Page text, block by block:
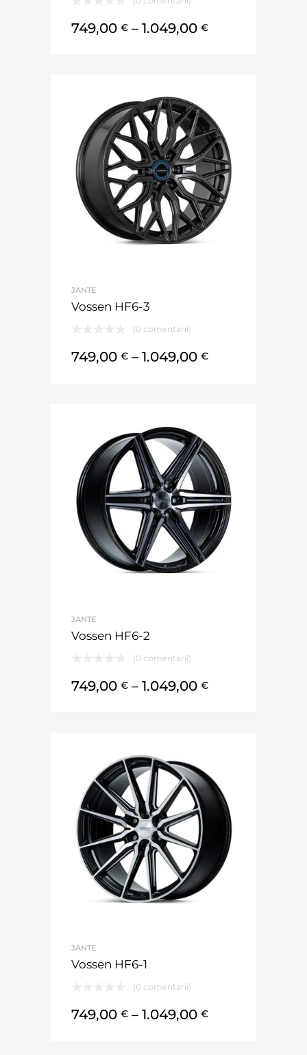
749,00 € – 1.049,00 €
JANTE
Vossen HF6-3
(0 comentarii)
749,00 € – 1.049,00 €
JANTE
Vossen HF6-2
(0 comentarii)
749,00 € – 1.049,00 €
JANTE
Vossen HF6-1
(0 comentarii)
749,00 € – 1.049,00 €